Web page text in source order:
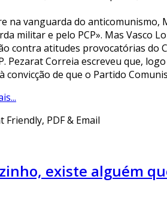
na vanguarda do anticomunismo,
militar e pelo PCP». Mas Vasco
contra atitudes provocatórias do
Pezarat Correia escreveu que,
convicção de que o Partido
existe alguém